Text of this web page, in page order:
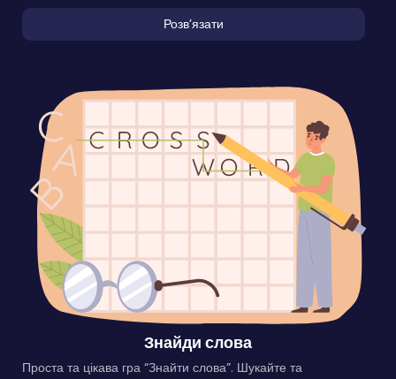
Розвʼязати
Знайди слова
Проста та цікава гра “Знайти слова”. Шукайте та